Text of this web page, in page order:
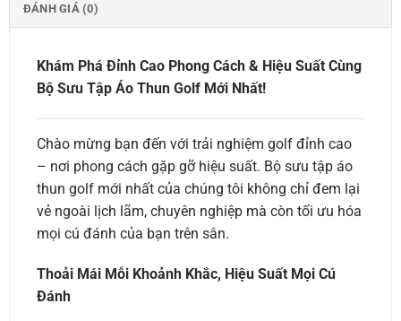
ĐÁNH GIÁ (0)
Khám Phá Đỉnh Cao Phong Cách & Hiệu Suất Cùng
Bộ Sưu Tập Áo Thun Golf Mới Nhất!
Chào mừng bạn đến với trải nghiệm golf đỉnh cao
– nơi phong cách gặp gỡ hiệu suất. Bộ sưu tập áo
thun golf mới nhất của chúng tôi không chỉ đem lại
vẻ ngoài lịch lãm, chuyên nghiệp mà còn tối ưu hóa
mọi cú đánh của bạn trên sân.
Thoải Mái Mỗi Khoảnh Khắc, Hiệu Suất Mọi Cú
Đánh